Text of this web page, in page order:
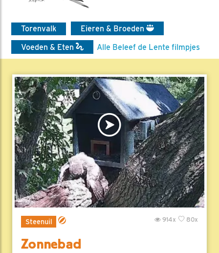
Torenvalk
Eieren & Broeden
Voeden & Eten
Alle Beleef de Lente filmpjes
Steenuil 80x
914x
Zonnebad